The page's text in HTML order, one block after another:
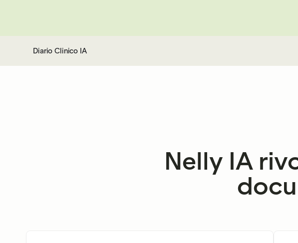
Diario Clinico IA
Nelly IA